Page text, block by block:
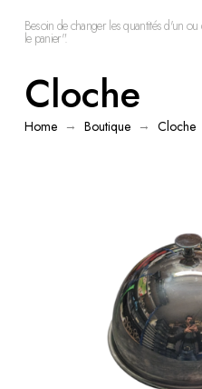
Besoin de changer les quantités d'un
le panier".
Cloche
Home → Boutique → Cloche